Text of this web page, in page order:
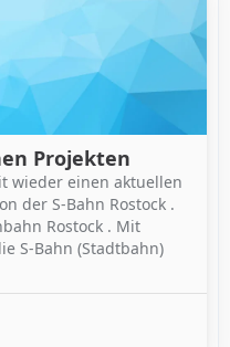
Projekten
wieder einen aktuellen
der S-Bahn Rostock .
Rostock . Mit
S-Bahn (Stadtbahn)